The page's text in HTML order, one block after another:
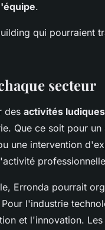
.
qui pourraient
secteur
des activités ludiques
Que ce soit pour un
une intervention
Erronda pourrait
l'industrie
et l'innovation.